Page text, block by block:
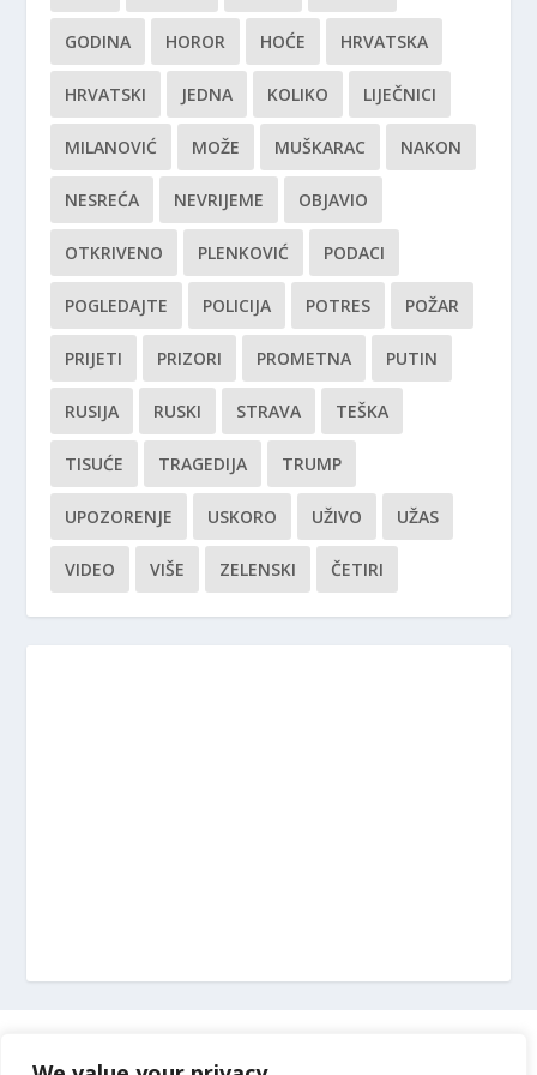
GODINA HOROR HOĆE HRVATSKA
HRVATSKI JEDNA KOLIKO LIJEČNICI
MILANOVIĆ MOŽE MUŠKARAC NAKON
NESREĆA NEVRIJEME OBJAVIO
OTKRIVENO PLENKOVIĆ PODACI
POGLEDAJTE POLICIJA POTRES POŽAR
PRIJETI PRIZORI PROMETNA PUTIN
RUSIJA RUSKI STRAVA TEŠKA
TISUĆE TRAGEDIJA TRUMP
UPOZORENJE USKORO UŽIVO UŽAS
VIDEO VIŠE ZELENSKI ČETIRI